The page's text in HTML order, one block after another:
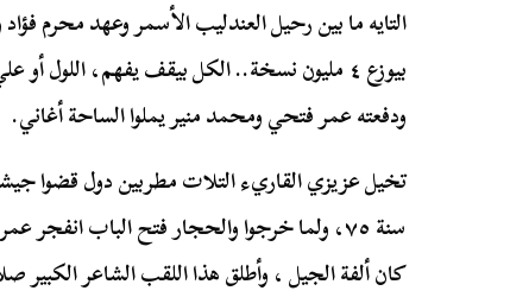
التايه ما بين رحيل العندليب الأسمر وعهد محرم
بيوزع ٤ مليون نسخة.. الكل بيقف يفهم،
ودفعته عمر فتحي ومحمد منير يملوا الساحة أغاني.
تخيل عزيزي القاريء التلات مطربين دول قضوا
سنة ٧٥، ولما خرجوا والحجار فتح الباب
كان ألفة الجيل ، وأطلق هذا اللقب الشاعر